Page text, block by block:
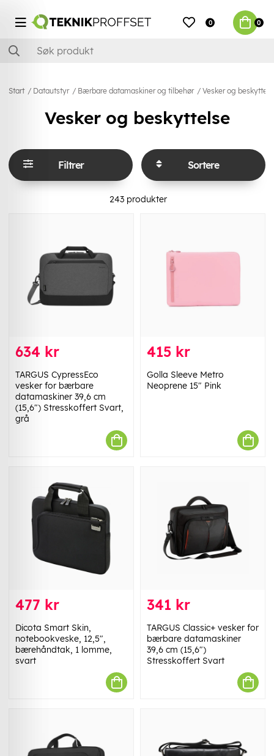
0 0
Start Datautstyr Bærbare datamaskiner og tilbehør Vesker og
Vesker og beskyttelse
Filtrer Sortere
243 produkter
634 kr
TARGUS CypressEco
vesker for bærbare
datamaskiner 39,6 cm
(15,6") Stresskoffert Svart,
grå
415 kr
Golla Sleeve Metro
Neoprene 15" Pink
477 kr
Dicota Smart Skin,
notebookveske, 12,5",
bærehåndtak, 1 lomme,
svart
341 kr
TARGUS Classic+ vesker for
bærbare datamaskiner
39,6 cm (15,6")
Stresskoffert Svart